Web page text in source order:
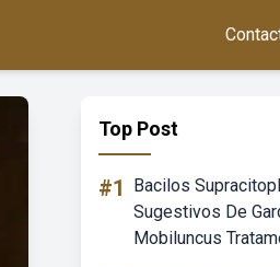
Top Post
#1
Bacilos
Sugestivos De
Mobiluncus